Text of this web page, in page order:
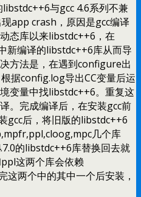
与gcc 4.6系列不兼
app crash，原因是gcc编译
态库以来libstdc++6，在
新编译的libstdc++6库从而导
方法是，在遇到configure出
据config.log导出CC变量后运
变量中找libstdc++6。重复这
。完成编译后，在安装gcc前
gcc后，将旧版的libstdc++6
几个库
的libstdc++6库替换回去就
这两个库会依赖
两个中的其中一个后安装，